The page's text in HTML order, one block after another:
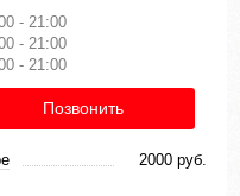
- 21:00
- 21:00
- 21:00
Позвонить
2000 руб.